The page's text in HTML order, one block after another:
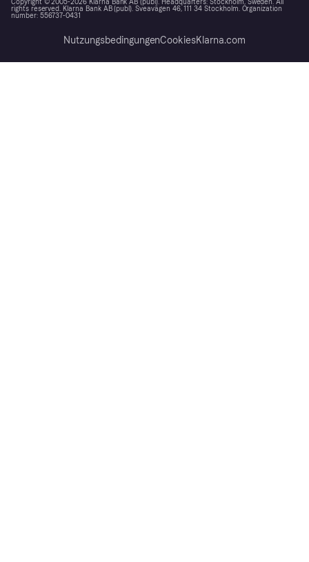
Copyright © 2005-2026 Klarna Bank AB (publ). Headquarters: Stockholm, Sweden. All
rights reserved. Klarna Bank AB (publ). Sveavägen 46, 111 34 Stockholm. Organization
number: 556737-0431
NutzungsbedingungenCookiesKlarna.com